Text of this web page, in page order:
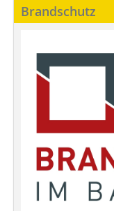
Brandschutz